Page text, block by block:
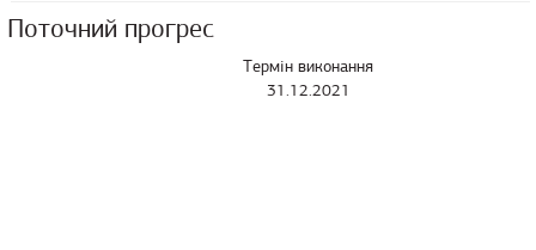
Поточний прогрес
Термін виконання
31.12.2021